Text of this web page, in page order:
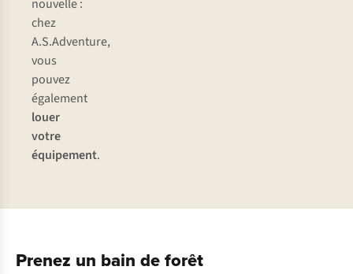
nouvelle :
chez
A.S.Adventure,
vous
pouvez
également
louer
votre
équipement.
Prenez un bain de forêt